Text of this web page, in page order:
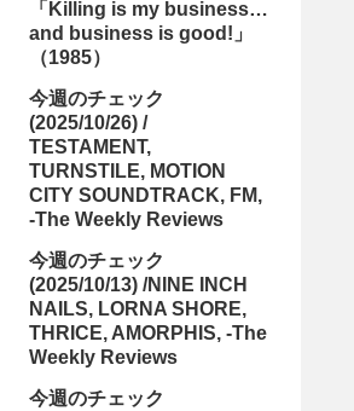
「Killing is my business…
and business is good!」
（1985）
今週のチェック
(2025/10/26) /
TESTAMENT,
TURNSTILE, MOTION
CITY SOUNDTRACK, FM,
-The Weekly Reviews
今週のチェック
(2025/10/13) /NINE INCH
NAILS, LORNA SHORE,
THRICE, AMORPHIS, -The
Weekly Reviews
今週のチェック